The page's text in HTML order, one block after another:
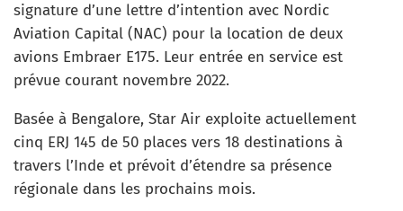
signature d’une lettre d’intention avec Nordic
Aviation Capital (NAC) pour la location de deux
avions Embraer E175. Leur entrée en service est
prévue courant novembre 2022.
Basée à Bengalore, Star Air exploite actuellement
cinq ERJ 145 de 50 places vers 18 destinations à
travers l’Inde et prévoit d’étendre sa présence
régionale dans les prochains mois.